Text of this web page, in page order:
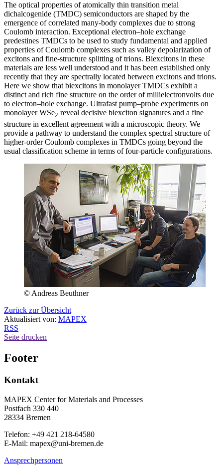
The optical properties of atomically thin transition metal
dichalcogenide (TMDC) semiconductors are shaped by the
emergence of correlated many-body complexes due to strong
Coulomb interaction. Exceptional electron–hole exchange
predestines TMDCs to be used to study fundamental and applied
properties of Coulomb complexes such as valley depolarization of
excitons and fine-structure splitting of trions. Biexcitons in these
materials are less well understood and it has been established only
recently that they are spectrally located between excitons and trions.
Here we show that biexcitons in monolayer TMDCs exhibit a
distinct and rich fine structure on the order of millielectronvolts due
to electron–hole exchange. Ultrafast pump–probe experiments on
monolayer WSe2 reveal decisive biexciton signatures and a fine
structure in excellent agreement with a microscopic theory. We
provide a pathway to understand the complex spectral structure of
higher-order Coulomb complexes in TMDCs going beyond the
usual classification scheme in terms of four-particle configurations.
© Andreas Beuthner
Zurück zur Übersicht
Aktualisiert von: MAPEX
RSS
Seite drucken
Footer
Kontakt
MAPEX Center for Materials and Processes
Postfach 330 440
28334 Bremen
Telefon: +49 421 218-64580
E-Mail: mapex@uni-bremen.de
Ansprechpersonen